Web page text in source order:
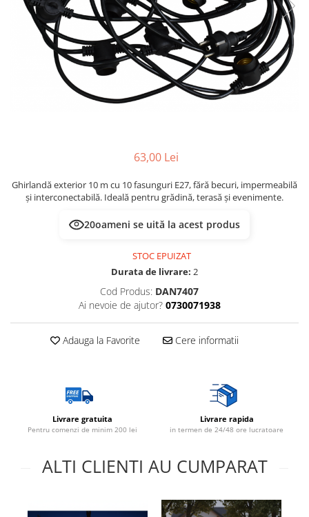
63,00 Lei
Ghirlandă exterior 10 m cu 10 fasunguri E27, fără becuri, impermeabilă
și interconectabilă. Ideală pentru grădină, terasă și evenimente.
20oameni se uită la acest produs
STOC EPUIZAT
Durata de livrare: 2
Cod Produs: DAN7407
Ai nevoie de ajutor? 0730071938
Adauga la Favorite Cere informatii
Livrare gratuita
Pentru comenzi de minim 200 lei
Livrare rapida
in termen de 24/48 ore lucratoare
ALTI CLIENTI AU CUMPARAT